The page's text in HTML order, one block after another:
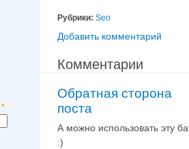
*
Рубрики: Seo
Добавить комментарий
Комментарии
Обратная сторона
поста
А можно использовать эту
:)